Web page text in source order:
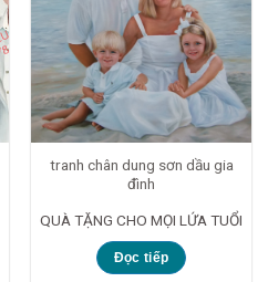
tranh chân dung sơn dầu gia
đình
QUÀ TẶNG CHO MỌI LỨA TUỔI
Đọc tiếp